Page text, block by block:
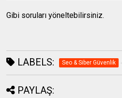
Gibi soruları yöneltebilirsiniz.
LABELS: Seo & Siber Güvenlik
PAYLAŞ: